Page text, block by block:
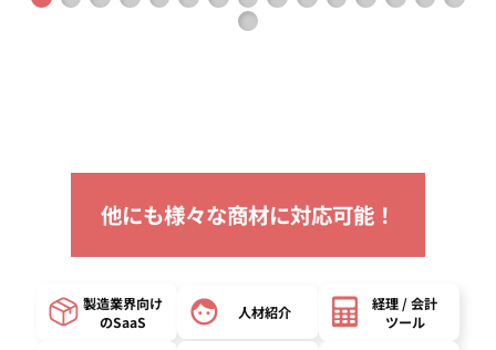
他にも様々な商材に対応可能！
製造業界向け
のSaaS 人材紹介
経理 / 会計
ツール